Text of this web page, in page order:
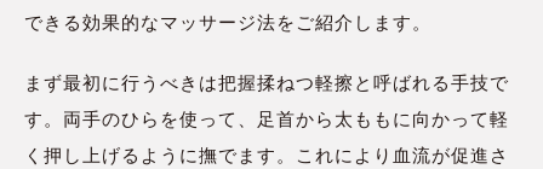
できる効果的なマッサージ法をご紹介します。
まず最初に行うべきは把握揉ねつ軽擦と呼ばれる手技で
す。両手のひらを使って、足首から太ももに向かって軽
く押し上げるように撫でます。これにより血流が促進さ